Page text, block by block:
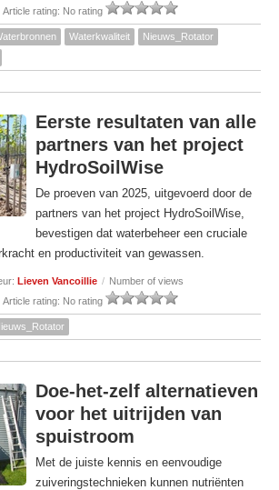
Article rating: No rating
Waterkwaliteit
Nieuws_Rotator
Eerste resultaten van alle
partners van het project
HydroSoilWise
De proeven van 2025, uitgevoerd door de
partners van het project HydroSoilWise,
bevestigen dat waterbeheer een cruciale
en productiviteit van gewassen.
Lieven Vancoillie / Number of views
Article rating: No rating
Doe-het-zelf alternatieven
voor het uitrijden van
spuistroom
Met de juiste kennis en eenvoudige
zuiveringstechnieken kunnen nutriënten